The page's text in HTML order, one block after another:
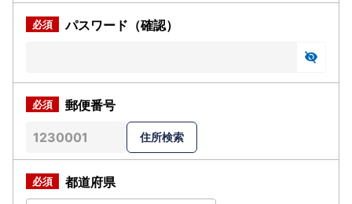
パスワード（確認）
郵便番号
都道府県